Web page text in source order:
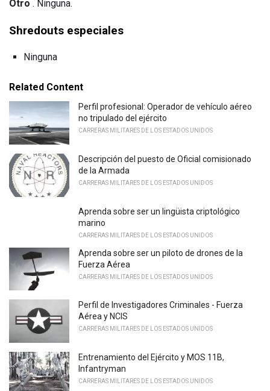
Otro . Ninguna.
Shredouts especiales
Ninguna
Related Content
Perfil profesional: Operador de vehículo aéreo
no tripulado del ejército
CARRERAS MILITARES DE LOS ESTADOS UNIDOS
Descripción del puesto de Oficial comisionado
de la Armada
CARRERAS MILITARES DE LOS ESTADOS UNIDOS
Aprenda sobre ser un lingüista criptológico
marino
CARRERAS MILITARES DE LOS ESTADOS UNIDOS
Aprenda sobre ser un piloto de drones de la
Fuerza Aérea
CARRERAS MILITARES DE LOS ESTADOS UNIDOS
Perfil de Investigadores Criminales - Fuerza
Aérea y NCIS
CARRERAS MILITARES DE LOS ESTADOS UNIDOS
Entrenamiento del Ejército y MOS 11B,
Infantryman
CARRERAS MILITARES DE LOS ESTADOS UNIDOS